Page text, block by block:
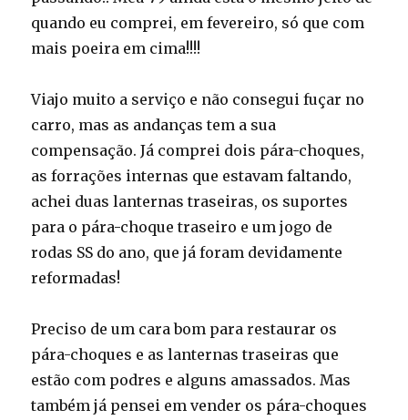
quando eu comprei, em fevereiro, só que com
mais poeira em cima!!!!
Viajo muito a serviço e não consegui fuçar no
carro, mas as andanças tem a sua
compensação. Já comprei dois pára-choques,
as forrações internas que estavam faltando,
achei duas lanternas traseiras, os suportes
para o pára-choque traseiro e um jogo de
rodas SS do ano, que já foram devidamente
reformadas!
Preciso de um cara bom para restaurar os
pára-choques e as lanternas traseiras que
estão com podres e alguns amassados. Mas
também já pensei em vender os pára-choques